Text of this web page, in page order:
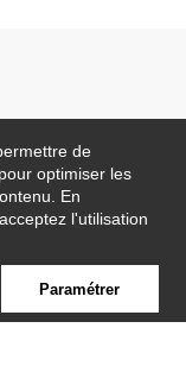
de
optimiser les
En
l'utilisation
Paramétrer